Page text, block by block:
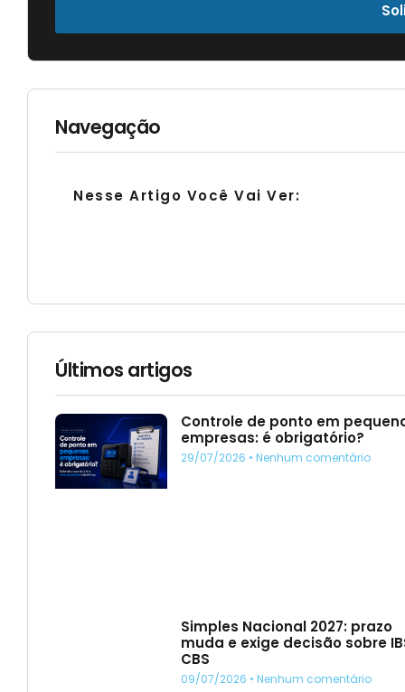
Navegação
Nesse Artigo Você Vai Ver:
Últimos artigos
Controle de ponto em
empresas: é obrigatório?
29/07/2026 Nenhum comentário
Simples Nacional 2027: prazo
muda e exige decisão sobre
CBS
09/07/2026 Nenhum comentário